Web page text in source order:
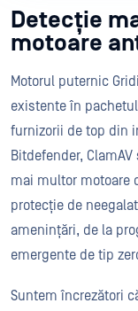
Detecție
motoare
Motorul puternic
existente în
furnizorii de top din
Bitdefender,
mai multor motoare
protecție de
amenințări, de la
emergente de tip
Suntem încrezători